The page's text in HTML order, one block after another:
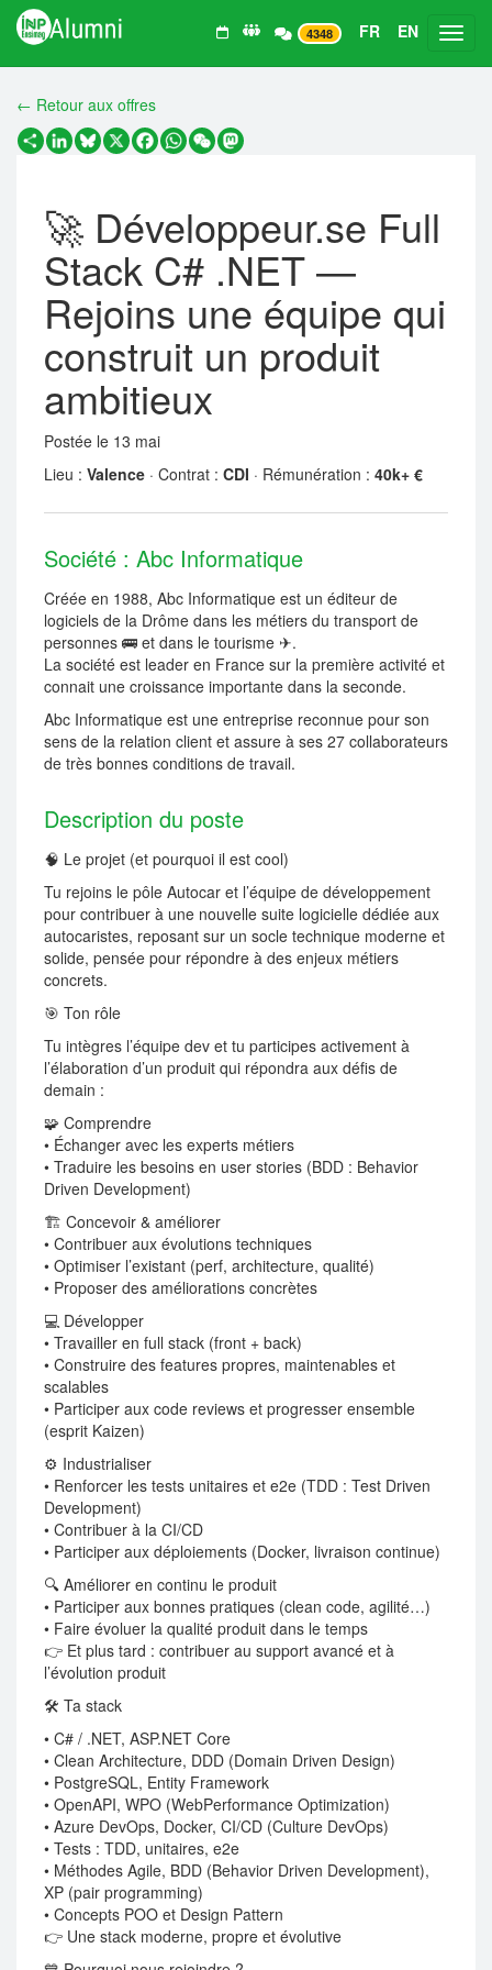
4348 FR EN
← Retour aux offres
PartagerLinkedIn
Bluesky
X Facebook
WhatsApp
WeChatMastodon
🚀 Développeur.se Full
Stack C# .NET —
Rejoins une équipe qui
construit un produit
ambitieux
Postée le 13 mai
Lieu : Valence · Contrat : CDI · Rémunération : 40k+ €
Société : Abc Informatique
Créée en 1988, Abc Informatique est un éditeur de
logiciels de la Drôme dans les métiers du transport de
personnes 🚌 et dans le tourisme ✈.
La société est leader en France sur la première activité et
connait une croissance importante dans la seconde.
Abc Informatique est une entreprise reconnue pour son
sens de la relation client et assure à ses 27 collaborateurs
de très bonnes conditions de travail.
Description du poste
🧠 Le projet (et pourquoi il est cool)
Tu rejoins le pôle Autocar et l’équipe de développement
pour contribuer à une nouvelle suite logicielle dédiée aux
autocaristes, reposant sur un socle technique moderne et
solide, pensée pour répondre à des enjeux métiers
concrets.
🎯 Ton rôle
Tu intègres l’équipe dev et tu participes activement à
l’élaboration d’un produit qui répondra aux défis de
demain :
🧩 Comprendre
• Échanger avec les experts métiers
• Traduire les besoins en user stories (BDD : Behavior
Driven Development)
🏗️ Concevoir & améliorer
• Contribuer aux évolutions techniques
• Optimiser l’existant (perf, architecture, qualité)
• Proposer des améliorations concrètes
💻 Développer
• Travailler en full stack (front + back)
• Construire des features propres, maintenables et
scalables
• Participer aux code reviews et progresser ensemble
(esprit Kaizen)
⚙️ Industrialiser
• Renforcer les tests unitaires et e2e (TDD : Test Driven
Development)
• Contribuer à la CI/CD
• Participer aux déploiements (Docker, livraison continue)
🔍 Améliorer en continu le produit
• Participer aux bonnes pratiques (clean code, agilité…)
• Faire évoluer la qualité produit dans le temps
👉 Et plus tard : contribuer au support avancé et à
l’évolution produit
🛠️ Ta stack
• C# / .NET, ASP.NET Core
• Clean Architecture, DDD (Domain Driven Design)
• PostgreSQL, Entity Framework
• OpenAPI, WPO (WebPerformance Optimization)
• Azure DevOps, Docker, CI/CD (Culture DevOps)
• Tests : TDD, unitaires, e2e
• Méthodes Agile, BDD (Behavior Driven Development),
XP (pair programming)
• Concepts POO et Design Pattern
👉 Une stack moderne, propre et évolutive